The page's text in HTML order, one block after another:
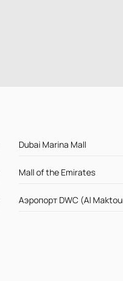
Dubai Marina Mall
Mall of the Emirates
Аэропорт DWC (Al